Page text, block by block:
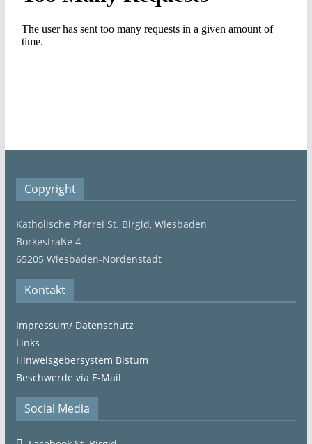
Copyright
Katholische Pfarrei St. Birgid, Wiesbaden
Borkestraße 4
65205 Wiesbaden-Nordenstadt
Kontakt
Impressum/ Datenschutz
Links
Hinweisgebersystem Bistum
Beschwerde via E-Mail
Social Media